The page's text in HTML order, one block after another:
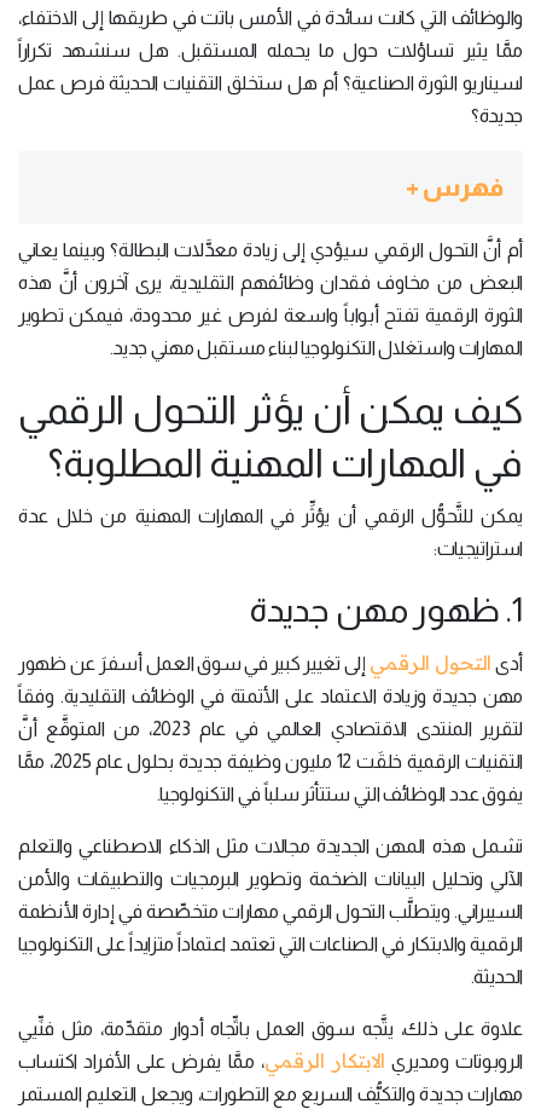
والوظائف التي كانت سائدة في الأمس باتت في طريقها إلى الاختفاء،
ممَّا يثير تساؤلات حول ما يحمله المستقبل. هل سنشهد تكراراً
لسيناريو الثورة الصناعية؟ أم هل ستخلق التقنيات الحديثة فرص عمل
جديدة؟
فهرس +
أم أنَّ التحول الرقمي سيؤدي إلى زيادة معدَّلات البطالة؟ وبينما يعاني
البعض من مخاوف فقدان وظائفهم التقليدية، يرى آخرون أنَّ هذه
الثورة الرقمية تفتح أبواباً واسعة لفرص غير محدودة، فيمكن تطوير
المهارات واستغلال التكنولوجيا لبناء مستقبل مهني جديد.
كيف يمكن أن يؤثر التحول الرقمي
في المهارات المهنية المطلوبة؟
يمكن للتَّحوُّل الرقمي أن يؤثِّر في المهارات المهنية من خلال عدة
استراتيجيات:
1. ظهور مهن جديدة
أدى التحول الرقمي إلى تغيير كبير في سوق العمل أسفرَ عن ظهور
مهن جديدة وزيادة الاعتماد على الأتمتة في الوظائف التقليدية. وفقاً
لتقرير المنتدى الاقتصادي العالمي في عام 2023، من المتوقَّع أنَّ
التقنيات الرقمية خلقَت 12 مليون وظيفة جديدة بحلول عام 2025، ممَّا
يفوق عدد الوظائف التي ستتأثر سلباً في التكنولوجيا.
تشمل هذه المهن الجديدة مجالات مثل الذكاء الاصطناعي والتعلم
الآلي وتحليل البيانات الضخمة وتطوير البرمجيات والتطبيقات والأمن
السيبراني. ويتطلَّب التحول الرقمي مهارات متخصِّصة في إدارة الأنظمة
الرقمية والابتكار في الصناعات التي تعتمد اعتماداً متزايداً على التكنولوجيا
الحديثة.
علاوة على ذلك، يتَّجه سوق العمل باتِّجاه أدوار متقدِّمة، مثل فنِّيي
الروبوتات ومديري الابتكار الرقمي، ممَّا يفرض على الأفراد اكتساب
مهارات جديدة والتكيُّف السريع مع التطورات، ويجعل التعليم المستمر